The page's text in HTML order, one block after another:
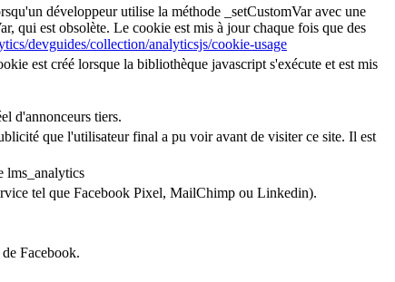
développeur utilise la méthode _setCustomVar avec une
qui est obsolète. Le cookie est mis à jour chaque fois que des
devguides/collection/analyticsjs/cookie-usage
est créé lorsque la bibliothèque javascript s'exécute et est mis
d'annonceurs tiers.
que l'utilisateur final a pu voir avant de visiter ce site. Il est
lms_analytics
tel que Facebook Pixel, MailChimp ou Linkedin).
Facebook.